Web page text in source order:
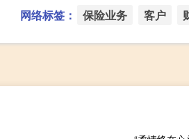
网络标签： 保险业务 客户